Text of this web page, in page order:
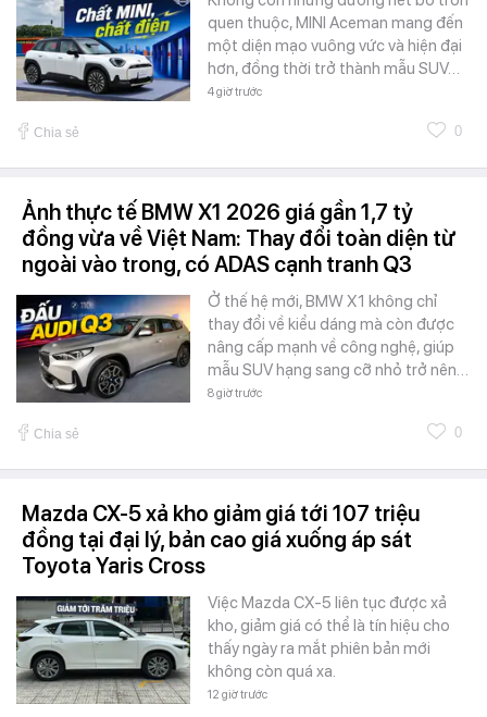
quen thuộc, MINI Aceman mang đến
một diện mạo vuông vức và hiện đại
hơn, đồng thời trở thành mẫu SUV…
4 giờ trước
Chia sẻ 0
Ảnh thực tế BMW X1 2026 giá gần 1,7 tỷ
đồng vừa về Việt Nam: Thay đổi toàn diện từ
ngoài vào trong, có ADAS cạnh tranh Q3
Ở thế hệ mới, BMW X1 không chỉ
thay đổi về kiểu dáng mà còn được
nâng cấp mạnh về công nghệ, giúp
mẫu SUV hạng sang cỡ nhỏ trở nên…
8 giờ trước
Chia sẻ 0
Mazda CX-5 xả kho giảm giá tới 107 triệu
đồng tại đại lý, bản cao giá xuống áp sát
Toyota Yaris Cross
Việc Mazda CX-5 liên tục được xả
kho, giảm giá có thể là tín hiệu cho
thấy ngày ra mắt phiên bản mới
không còn quá xa.
12 giờ trước